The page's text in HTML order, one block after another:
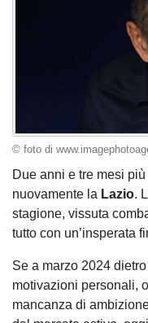
© foto di
Due anni e tre mesi più
nuovamente la Lazio.
stagione, vissuta
tutto con un’insperata
Se a marzo 2024
motivazioni personali,
mancanza di